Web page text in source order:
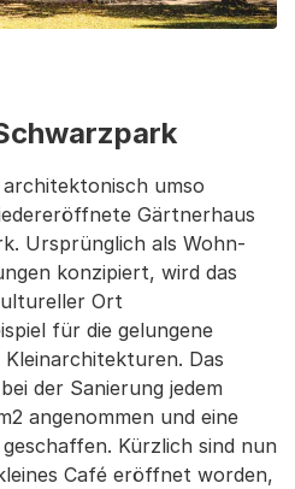
umso
Gärtnerhaus
Ursprünglich als Wohn-
konzipiert, wird das
Ort
für die gelungene
Das
der Sanierung jedem
angenommen und eine
Kürzlich sind nun
Café eröffnet worden,